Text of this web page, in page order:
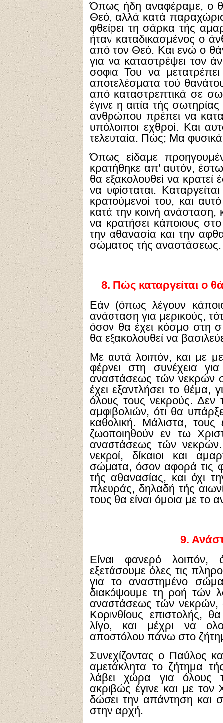
Όπως ήδη αναφέραμε, ο
Θεό, αλλά κατά
φθείρει τη σάρκα τής
ήταν καταδικασμένος ο
από τον Θεό. Και ενώ ο
για να καταστρέψει τον
σοφία Του να
αποτελέσματα τού
από καταστρεπτικά σε
έγινε η αιτία τής
ανθρώπου πρέπει να
υπόλοιποι εχθροί. Και
τελευταία. Πώς; Μα
Όπως είδαμε
κρατήθηκε απ' αυτόν,
θα εξακολουθεί να κρατεί
να υφίσταται.
κρατούμενοί του, και
κατά την κοινή ανάσταση,
να κρατήσει κάποιους
την αθανασία και την
σώματος τής αναστάσεως.
8. Πώς καταργείται ο
Εάν (όπως λέγουν
ανάσταση για μερικούς,
όσον θα έχει κόσμο στη
θα εξακολουθεί να
Με αυτά λοιπόν, και με
φέρνει στη συνέχεια
αναστάσεως τών νεκρών
έχει εξαντλήσει το
όλους τους νεκρούς. Δεν
αμφιβολιών, ότι θα
καθολική. Μάλιστα, τους
ζωοποιηθούν εν τω
αναστάσεως τών νεκρών.
νεκροί, δίκαιοι και
σώματα, όσον αφορά τις
τής αθανασίας, και όχι
πλευράς, δηλαδή τής
τους θα είναι όμοια με το
9.
Είναι φανερό λοιπόν,
εξετάσουμε όλες τις
για το αναστημένο
διακόψουμε τη ροή τών
αναστάσεως τών νεκρών,
Κορινθίους επιστολής,
λίγο, και μέχρι να
αποστόλου πάνω στο
Συνεχίζοντας ο Παύλος
αμετάκλητα το ζήτημα
λάβει χώρα για όλους
ακριβώς έγινε και με τον
δώσει την απάντηση και
στην αρχή.